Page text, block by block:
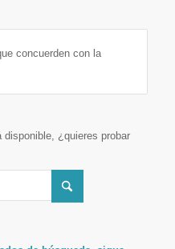
concuerden con la
¿quieres probar